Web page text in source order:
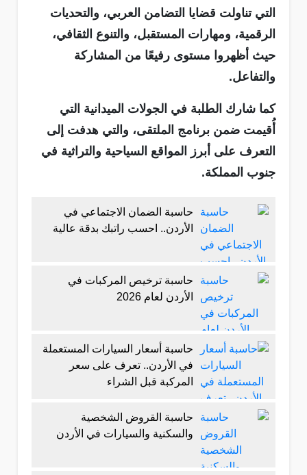
التي تناولت قضايا التضامن العربي، والتحديات
الرقمية، ومهارات المستقبل، والتنوع الثقافي،
حيث أظهروا مستوى رفيعًا من المشاركة
والتفاعل.
كما شارك الطلبة في الجولات الميدانية التي
أُقيمت ضمن برنامج الملتقى، والتي هدفت إلى
التعرف على أبرز المواقع السياحية والتراثية في
جنوب المملكة.
حاسبة الضمان الاجتماعي في
الأردن.. احسب راتبك بدقة عالية
حاسبة ترخيص المركبات في
الأردن لعام 2026
حاسبة أسعار السيارات المستعملة
في الأردن.. تعرف على سعر
المركبة قبل الشراء
حاسبة القروض الشخصية
والسكنية والسيارات في الأردن